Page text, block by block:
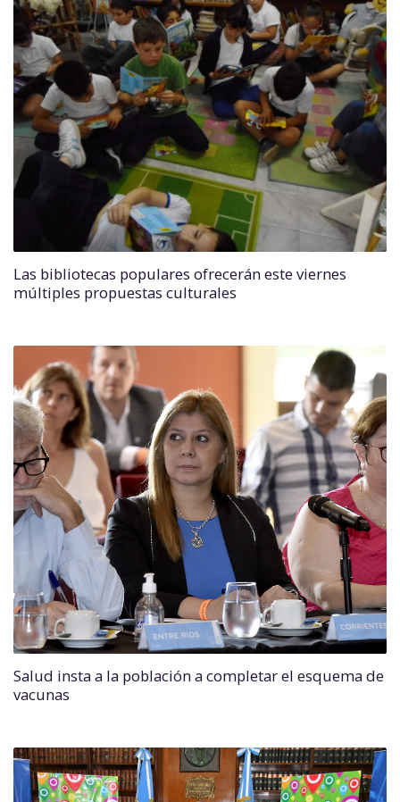
Las bibliotecas populares ofrecerán este viernes
múltiples propuestas culturales
Salud insta a la población a completar el esquema de
vacunas